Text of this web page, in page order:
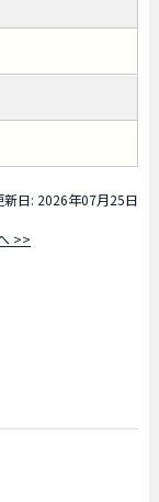
新日: 2026年07月25日
>>